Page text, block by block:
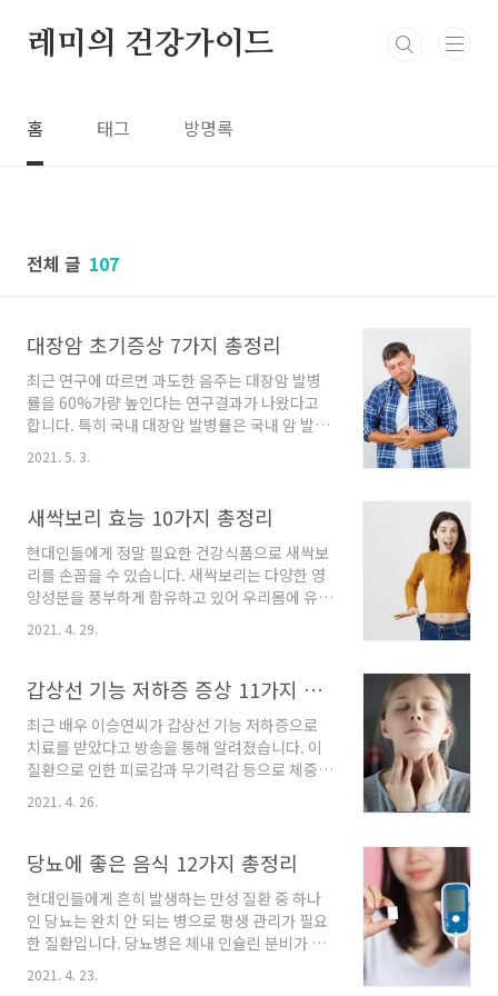
레미의 건강가이드
홈 태그 방명록
전체 글 107
대장암 초기증상 7가지 총정리
최근 연구에 따르면 과도한 음주는 대장암 발병
률을 60%가량 높인다는 연구결과가 나왔다고
합니다. 특히 국내 대장암 발병률은 국내 암 발병
률 2위를 차지하며 다른 암에 비해 생존율이 그리
높지 않은 편으로 무서운 질환이라고 할 수 있습
라 주변에 자리하고 있는 장기로 전이될 가능성
기에 발견하여 그에 맞는 치료를 받는 것이 무엇
보다 중요 합니다. 오늘은 대장암 초기증상과 발
병 원인은 무엇인지 알아보도록 하겠습니다. 목
차 대장암이란? 대장암은 결장 또는 직장에서 발
우에는 결장암, 직장에 생기는 경우에는 직장암
이라 하며, 이를 ..
2021. 5. 3.
새싹보리 효능 10가지 총정리
현대인들에게 정말 필요한 건강식품으로 새싹보
리를 손꼽을 수 있습니다. 새싹보리는 다양한 영
양성분을 풍부하게 함유하고 있어 우리몸에 유익
한 효능을 발휘해줍니다. 최근에는 가정에서 재
배할 수 있어 새싹보리 키우기로 직접 키워 먹는
면 새싹보리 효능은 무엇이 있는지 정리해보도록
파종해 약 15~20cm 자란 보리 새순을 말합니
다. 동의보감에 의하면 보리는 오곡 중에 으뜸이
라고 했습니다. 보리의 새싹에는 다 자란 보리보
다 영양성분이 무려 100배가량 많다고 하네요.
리에는 사포나린, 폴리페놀, 루테올린, 식이섬유,
아미노산10종, 미..
2021. 4. 29.
갑상선 기능 저하증 증상 11가지 총정리
최근 배우 이승연씨가 갑상선 기능 저하증으로
치료를 받았다고 방송을 통해 알려졌습니다. 이
질환으로 인한 피로감과 무기력감 등으로 체중이
급격하게 증가했었다고하는데요. 갑상선 기능 저
하증은 주로 여성에게 흔히 발생하며 나이가 들
살이 찌고 ,유난히 춥고 피곤하다면 이 질환을 의
심해봐야합니다. 오늘은 갑상선 기능 저하증 증
상, 원인, 치료에 대해 알아보도록 하겠습니다. 목
차 갑상선 기능 저하증이란? 갑상선은 뇌하수체
의 갑상선 호르몬의 지배를 받아서 갑상선 호르
몬을 분비하는 기관으로, 단백질의 대사와 뼈의
2021. 4. 26.
당뇨에 좋은 음식 12가지 총정리
현대인들에게 흔히 발생하는 만성 질환 중 하나
인 당뇨는 완치 안 되는 병으로 평생 관리가 필요
한 질환입니다. 당뇨병은 체내 인슐린 분비가 정
포도당 농도가 높아지면서 각종 이상 증상과 합
2021. 4. 23.